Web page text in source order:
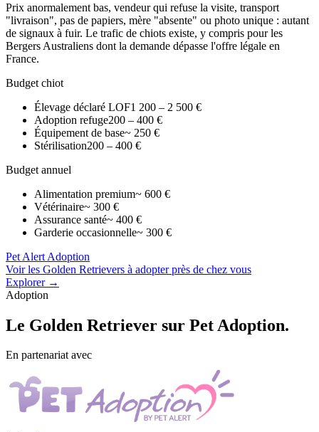
Prix anormalement bas, vendeur qui refuse la visite, transport
"livraison", pas de papiers, mère "absente" ou photo unique : autant
de signaux à fuir. Le trafic de chiots existe, y compris pour les
Bergers Australiens dont la demande dépasse l'offre légale en
France.
Budget chiot
Élevage déclaré LOF1 200 – 2 500 €
Adoption refuge200 – 400 €
Équipement de base~ 250 €
Stérilisation200 – 400 €
Budget annuel
Alimentation premium~ 600 €
Vétérinaire~ 300 €
Assurance santé~ 400 €
Garderie occasionnelle~ 300 €
Pet Alert Adoption
Voir les Golden Retrievers à adopter près de chez vous
Explorer →
Adoption
Le Golden Retriever sur Pet Adoption.
En partenariat avec